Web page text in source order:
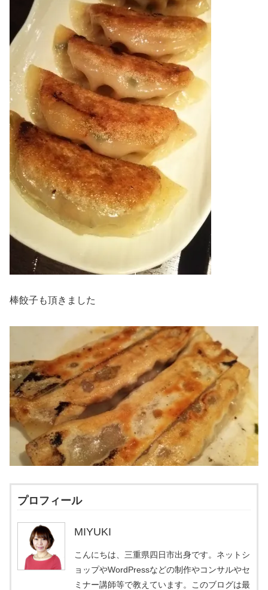
棒餃子も頂きました
プロフィール
MIYUKI
こんにちは、三重県四日市出身です。ネットシ
ョップやWordPressなどの制作やコンサルやセ
ミナー講師等で教えています。このブログは最